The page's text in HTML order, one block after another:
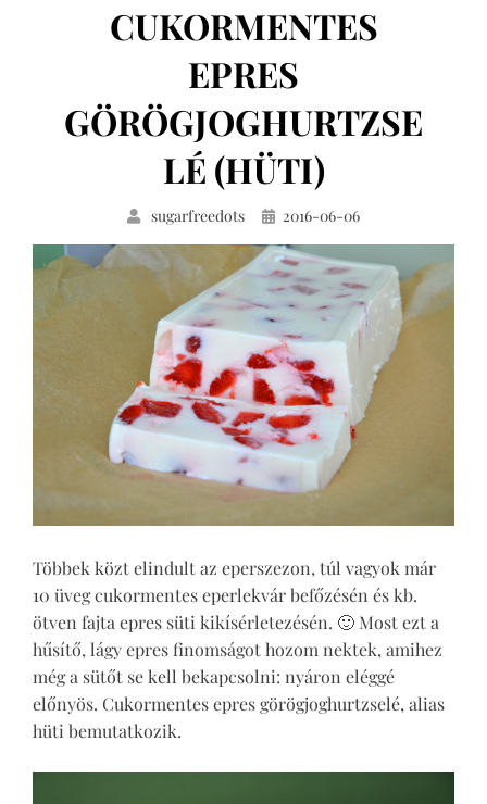
CUKORMENTES
EPRES
GÖRÖGJOGHURTZSE
LÉ (HÜTI)
sugarfreedots Közzétéve
2016-06-06
Többek közt elindult az eperszezon, túl vagyok már
10 üveg cukormentes eperlekvár befőzésén és kb.
ötven fajta epres süti kikísérletezésén. 🙂 Most ezt a
hűsítő, lágy epres finomságot hozom nektek, amihez
még a sütőt se kell bekapcsolni: nyáron eléggé
előnyös. Cukormentes epres görögjoghurtzselé, alias
hüti bemutatkozik.